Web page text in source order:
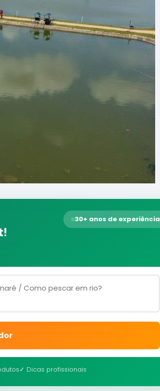
30+ anos de experiência
✓ Dicas profissionais